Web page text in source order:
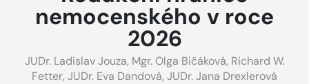
nemocenského v roce
2026
JUDr. Ladislav Jouza, Mgr. Olga Bičáková, Richard W.
Fetter, JUDr. Eva Dandová, JUDr. Jana Drexlerová